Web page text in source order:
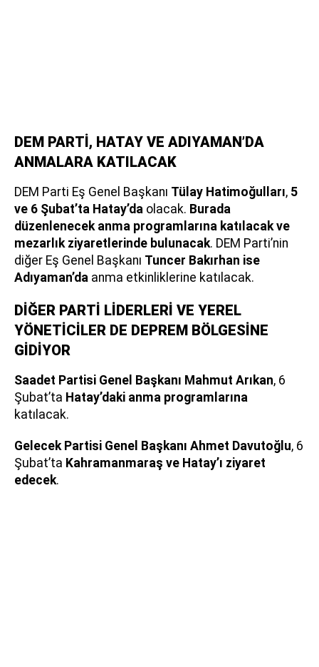
DEM PARTİ, HATAY VE ADIYAMAN’DA
ANMALARA KATILACAK
DEM Parti Eş Genel Başkanı Tülay Hatimoğulları, 5
ve 6 Şubat’ta Hatay’da olacak. Burada
düzenlenecek anma programlarına katılacak ve
mezarlık ziyaretlerinde bulunacak. DEM Parti’nin
diğer Eş Genel Başkanı Tuncer Bakırhan ise
Adıyaman’da anma etkinliklerine katılacak.
DİĞER PARTİ LİDERLERİ VE YEREL
YÖNETİCİLER DE DEPREM BÖLGESİNE
GİDİYOR
Saadet Partisi Genel Başkanı Mahmut Arıkan, 6
Şubat’ta Hatay’daki anma programlarına
katılacak.
Gelecek Partisi Genel Başkanı Ahmet Davutoğlu, 6
Şubat’ta Kahramanmaraş ve Hatay’ı ziyaret
edecek.